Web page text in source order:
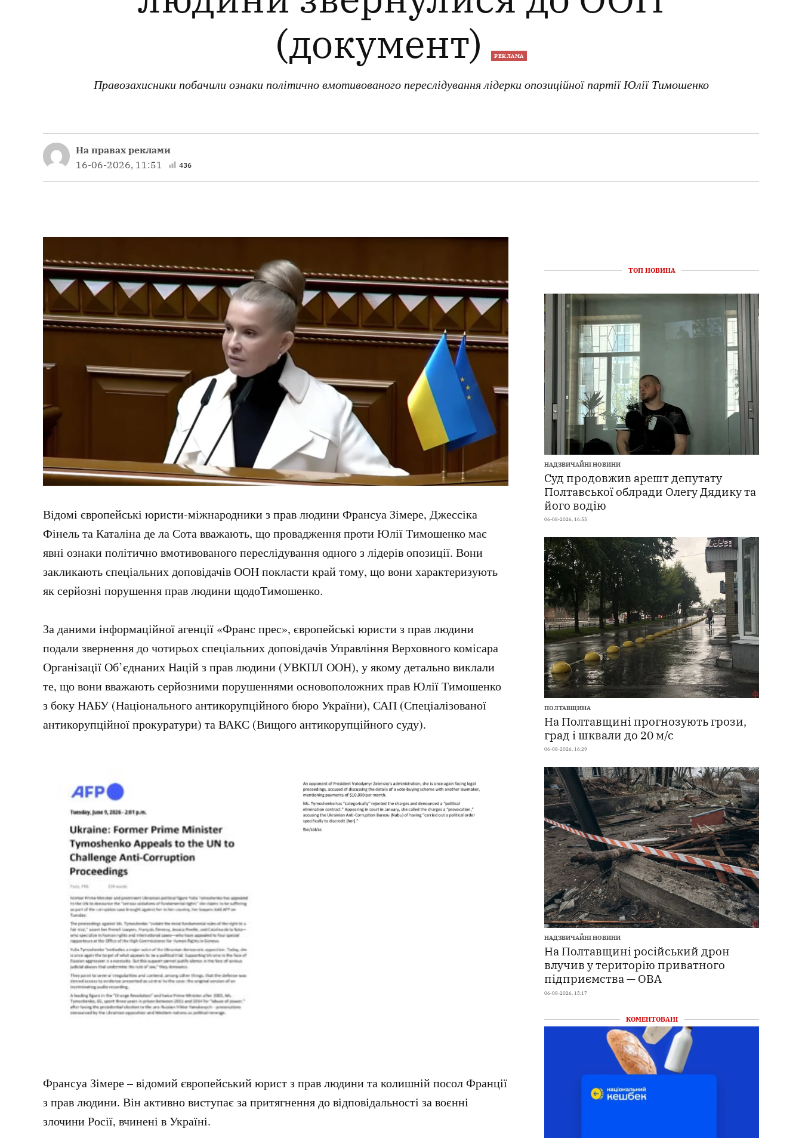
(документ) РЕКЛАМА
Правозахисники побачили ознаки політично вмотивованого переслідування лідерки опозиційної партії Юлії Тимошенко
На правах реклами
16-06-2026, 11:51
436
Відомі європейські юристи-міжнародники з прав людини Франсуа Зімере, Джессіка
Фінель та Каталіна де ла Сота вважають, що провадження проти Юлії Тимошенко має
явні ознаки політично вмотивованого переслідування одного з лідерів опозиції. Вони
закликають спеціальних доповідачів ООН покласти край тому, що вони характеризують
як серйозні порушення прав людини щодоТимошенко.
За даними інформаційної агенції «Франс прес», європейські юристи з прав людини
подали звернення до чотирьох спеціальних доповідачів Управління Верховного комісара
Організації Об’єднаних Націй з прав людини (УВКПЛ ООН), у якому детально виклали
те, що вони вважають серйозними порушеннями основоположних прав Юлії Тимошенко
з боку НАБУ (Національного антикорупційного бюро України), САП (Спеціалізованої
антикорупційної прокуратури) та ВАКС (Вищого антикорупційного суду).
Франсуа Зімере – відомий європейський юрист з прав людини та колишній посол Франції
з прав людини. Він активно виступає за притягнення до відповідальності за воєнні
злочини Росії, вчинені в Україні.
ТОП НОВИНА
НАДЗВИЧАЙНІ НОВИНИ
Суд продовжив арешт депутату
Полтавської облради Олегу Дядику та
його водію
06-08-2026, 16:55
ПОЛТАВЩИНА
На Полтавщині прогнозують грози,
град і шквали до 20 м/с
06-08-2026, 16:29
НАДЗВИЧАЙНІ НОВИНИ
На Полтавщині російський дрон
влучив у територію приватного
підприємства — ОВА
06-08-2026, 15:17
КОМЕНТОВАНІ